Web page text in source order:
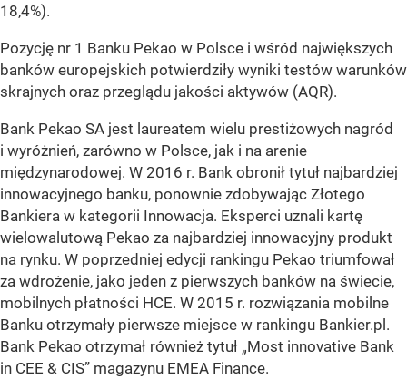
18,4%).
Pozycję nr 1 Banku Pekao w Polsce i wśród największych
banków europejskich potwierdziły wyniki testów warunków
skrajnych oraz przeglądu jakości aktywów (AQR).
Bank Pekao SA jest laureatem wielu prestiżowych nagród
i wyróżnień, zarówno w Polsce, jak i na arenie
międzynarodowej. W 2016 r. Bank obronił tytuł najbardziej
innowacyjnego banku, ponownie zdobywając Złotego
Bankiera w kategorii Innowacja. Eksperci uznali kartę
wielowalutową Pekao za najbardziej innowacyjny produkt
na rynku. W poprzedniej edycji rankingu Pekao triumfował
za wdrożenie, jako jeden z pierwszych banków na świecie,
mobilnych płatności HCE. W 2015 r. rozwiązania mobilne
Banku otrzymały pierwsze miejsce w rankingu Bankier.pl.
Bank Pekao otrzymał również tytuł „Most innovative Bank
in CEE & CIS” magazynu EMEA Finance.